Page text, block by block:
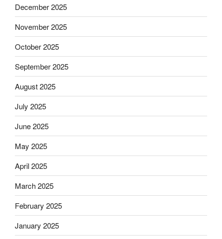
December 2025
November 2025
October 2025
September 2025
August 2025
July 2025
June 2025
May 2025
April 2025
March 2025
February 2025
January 2025